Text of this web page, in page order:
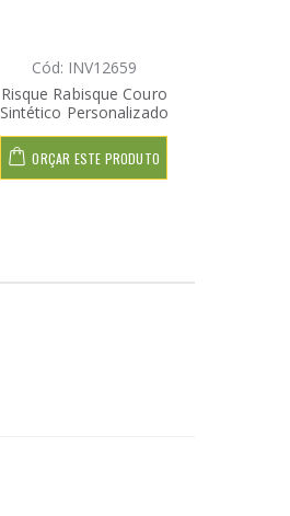
Cód: INV12659
Risque Rabisque Couro
Sintético Personalizado
ORÇAR ESTE PRODUTO